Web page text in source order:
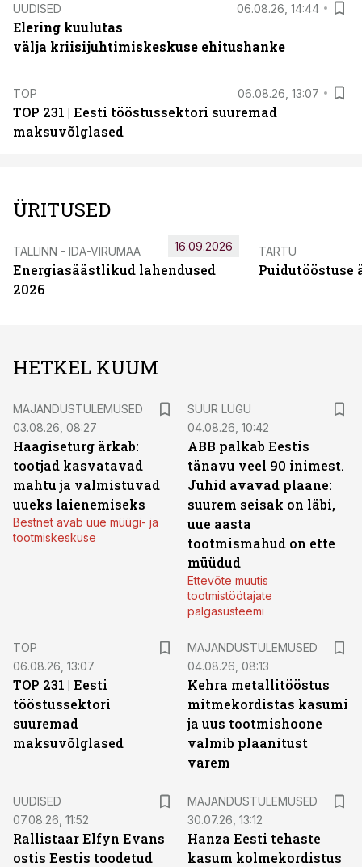
UUDISED 06.08.26, 14:44
Elering kuulutas
välja kriisijuhtimiskeskuse ehitushanke
TOP 06.08.26, 13:07
TOP 231 | Eesti tööstussektori suuremad
maksuvõlglased
ÜRITUSED
TALLINN - IDA-VIRUMAA
Energiasäästlikud lahendused
2026
16.09.2026 TARTU
Puidutööstuse
HETKEL KUUM
MAJANDUSTULEMUSED
03.08.26, 08:27
Haagiseturg ärkab:
tootjad kasvatavad
mahtu ja valmistuvad
uueks laienemiseks
Bestnet avab uue müügi- ja
tootmiskeskuse
SUUR LUGU
04.08.26, 10:42
ABB palkab Eestis
tänavu veel 90 inimest.
Juhid avavad plaane:
suurem seisak on läbi,
uue aasta
tootmismahud on ette
müüdud
Ettevõte muutis
tootmistöötajate
palgasüsteemi
TOP
06.08.26, 13:07
TOP 231 | Eesti
tööstussektori
suuremad
maksuvõlglased
MAJANDUSTULEMUSED
04.08.26, 08:13
Kehra metallitööstus
mitmekordistas kasumi
ja uus tootmishoone
valmib plaanitust
varem
UUDISED
07.08.26, 11:52
Rallistaar Elfyn Evans
ostis Eestis toodetud
MAJANDUSTULEMUSED
30.07.26, 13:12
Hanza Eesti tehaste
kasum kolmekordistus